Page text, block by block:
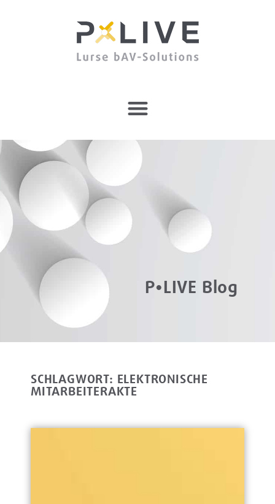
P•LIVE Blog
SCHLAGWORT: ELEKTRONISCHE
MITARBEITERAKTE